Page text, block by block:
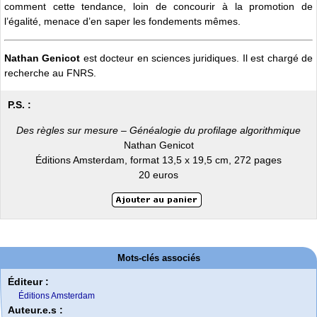
comment cette tendance, loin de concourir à la promotion de
l’égalité, menace d’en saper les fondements mêmes.
Nathan Genicot est docteur en sciences juridiques. Il est chargé de
recherche au FNRS.
P.S. :
Des règles sur mesure – Généalogie du profilage algorithmique
Nathan Genicot
Éditions Amsterdam, format 13,5 x 19,5 cm, 272 pages
20 euros
Mots-clés associés
Éditeur :
Éditions Amsterdam
Auteur.e.s :